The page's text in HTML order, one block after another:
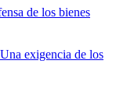
de los bienes
exigencia de los